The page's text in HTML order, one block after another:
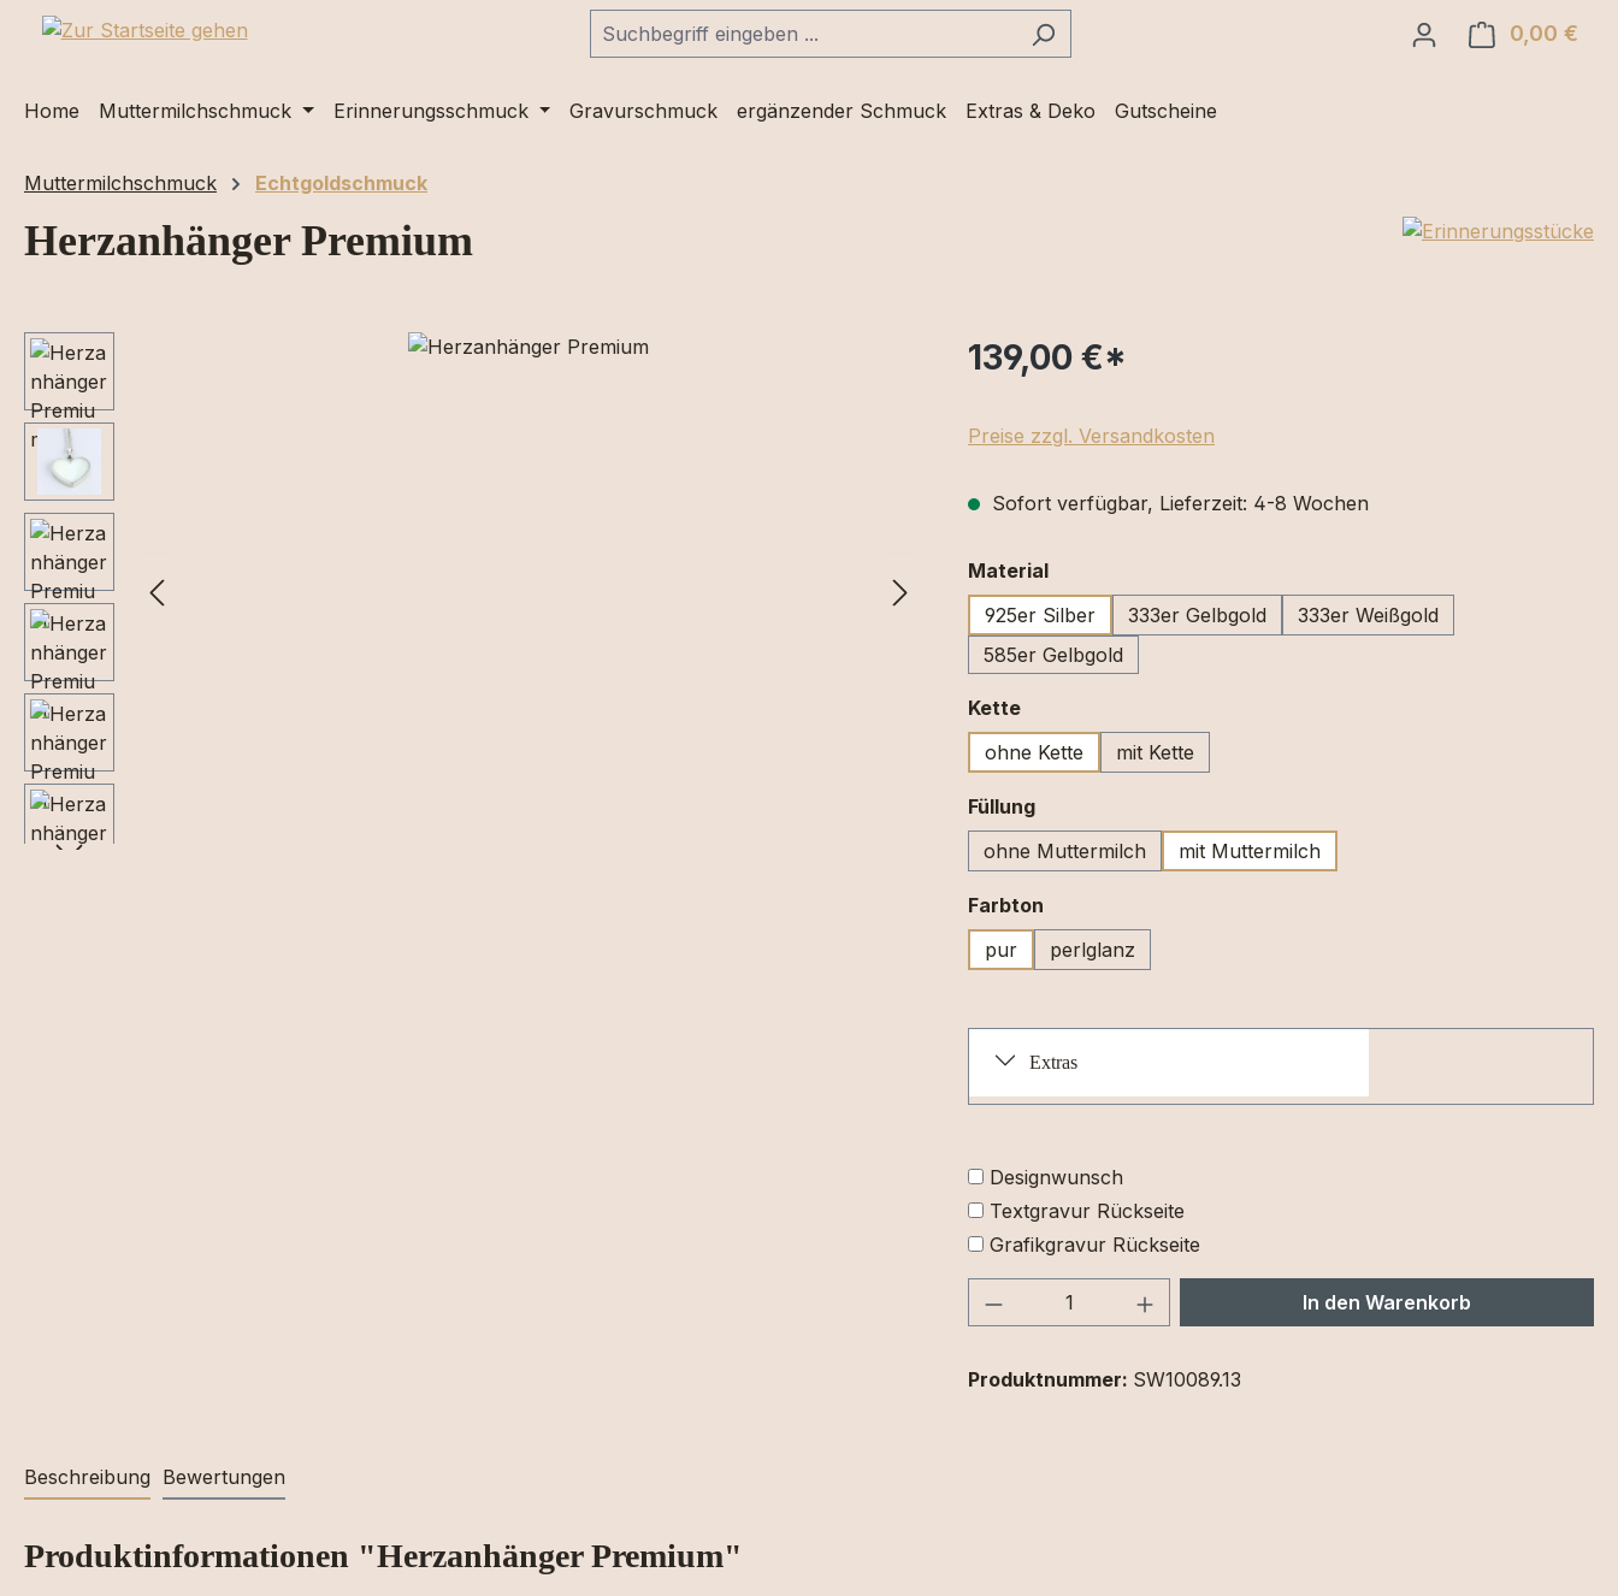
Hauptinhalt springen
Zur Suche springen
Zur Hauptnavigation springen 0,00 €
Home Muttermilchschmuck Erinnerungsschmuck Gravurschmuck ergänzender Schmuck Extras & Deko Gutscheine
Muttermilchschmuck Echtgoldschmuck
Herzanhänger Premium
Bildergalerie überspringen 139,00 €*
Preise zzgl. Versandkosten
Sofort verfügbar, Lieferzeit: 4-8 Wochen
Materialauswählen
925er Silber
333er Gelbgold
333er Weißgold
585er Gelbgold
Ketteauswählen
ohne Kette
mit Kette
Füllungauswählen
ohne Muttermilch
mit Muttermilch
Farbton
pur
perlglanz
Extras
Designwunsch
Textgravur Rückseite
Grafikgravur Rückseite
Produkt Anzahl: Gib den gewünschten Wert
In den Warenkorb
Produktnummer: SW10089.13
Beschreibung Bewertungen
Produktinformationen "Herzanhänger Premium"